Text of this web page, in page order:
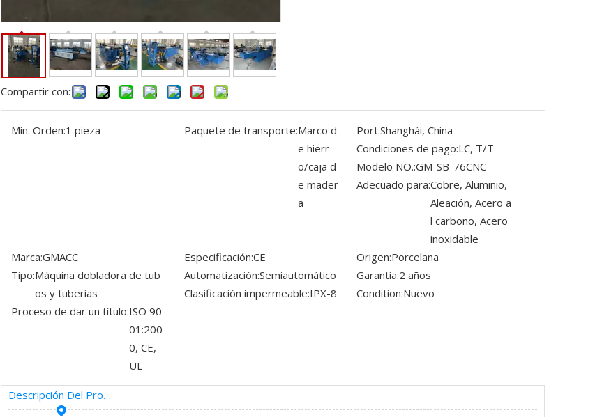
Compartir con:
Mín. Orden:1 pieza Paquete de transporte:Marco d
e hierr
o/caja d
e mader
a
Port:Shanghái, China
Condiciones de pago:LC, T/T
Modelo NO.:GM-SB-76CNC
Adecuado para:Cobre, Aluminio,
Aleación, Acero a
l carbono, Acero
inoxidable
Marca:GMACC Especificación:CE Origen:Porcelana
Tipo:Máquina dobladora de tub
os y tuberías
Automatización:Semiautomático Garantía:2 años
Clasificación impermeable:IPX-8 Condition:Nuevo
Proceso de dar un título:ISO 90
01:200
0, CE,
UL
Descripción Del Producto